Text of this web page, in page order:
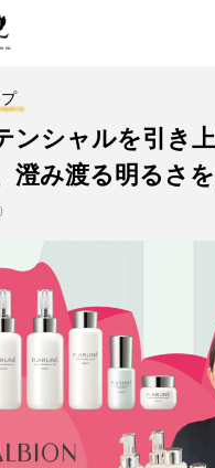
ンシャルを引き
澄み渡る明るさを